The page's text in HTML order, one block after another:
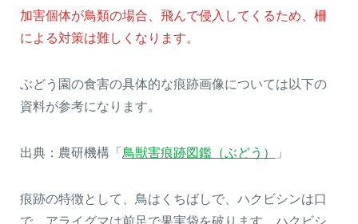
加害個体が鳥類の場合、飛んで侵入してくるため、柵
による対策は難しくなります。
ぶどう園の食害の具体的な痕跡画像については以下の
資料が参考になります。
出典：農研機構「 鳥獣害痕跡図鑑（ぶどう） 」
痕跡の特徴として、鳥はくちばしで、ハクビシンは口
で、アライグマは前足で果実袋を破ります。ハクビシ